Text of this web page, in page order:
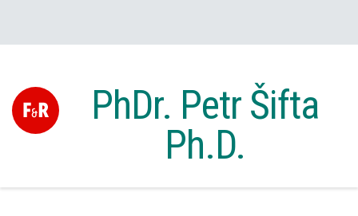
PhDr. Petr Šifta
Ph.D.